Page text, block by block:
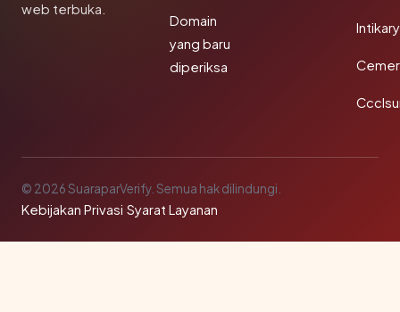
web terbuka.
Domain
yang baru
diperiksa
© 2026 SuaraparVerify. Semua hak dilindungi.
Kebijakan Privasi·Syarat Layanan